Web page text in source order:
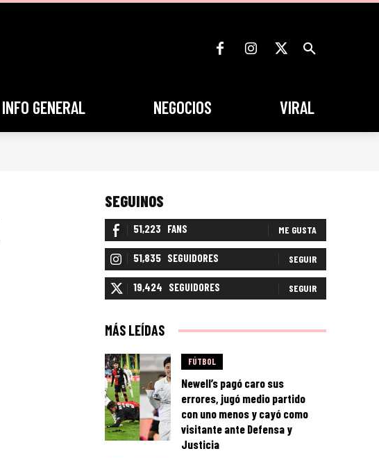
INFO GENERAL NEGOCIOS VIRAL
SEGUINOS
51,223 FANS ME GUSTA
51,835 SEGUIDORES SEGUIR
19,424 SEGUIDORES SEGUIR
MÁS LEÍDAS
FÚTBOL
Newell’s pagó caro sus
errores, jugó medio partido
con uno menos y cayó como
visitante ante Defensa y
Justicia